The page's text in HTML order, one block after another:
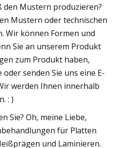
den Mustern produzieren?
Mustern oder technischen
Wir können Formen und
Sie an unserem Produkt
zum Produkt haben,
senden Sie uns eine E-
werden Ihnen innerhalb
: )
Sie? Oh, meine Liebe,
für Platten
und Laminieren.